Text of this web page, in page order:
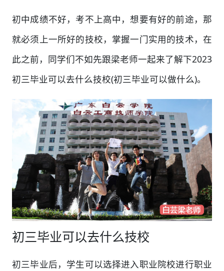
初中成绩不好，考不上高中，想要有好的前途，那
就必须上一所好的技校，掌握一门实用的技术，在
此之前，同学们不如先跟梁老师一起来了解下2023
初三毕业可以去什么技校(初三毕业可以做什么)。
初三毕业可以去什么技校
初三毕业后，学生可以选择进入职业院校进行职业